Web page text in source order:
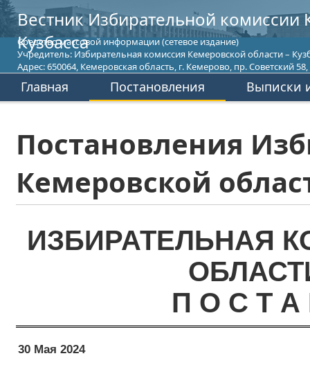
Вестник Избирательной комиссии
Кузбасса
Средство массовой информации (сетевое издание)
Учредитель: Избирательная комиссия Кемеровской области –
Адрес: 650064, Кемеровская область, г. Кемерово, пр. Советский 58,
Главная Постановления Выписки
Постановления
Кемеровской
ИЗБИРАТЕЛЬНАЯ
П О С Т А
30 Мая 2024